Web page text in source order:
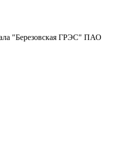
"Березовская ГРЭС" ПАО